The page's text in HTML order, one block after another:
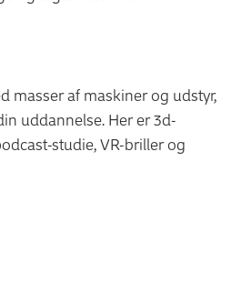
stor udvikling både fagligt
tager godt
og spændende opgaver.
af, at en stor del af de
assisterer studerende
masser af maskiner og udstyr,
uddannelse. Her er 3d-
studie, VR-briller og